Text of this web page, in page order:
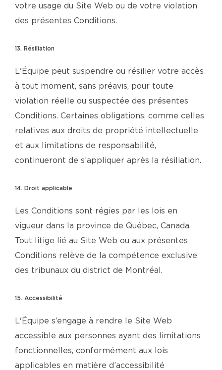
votre usage du Site Web ou de votre violation
des présentes Conditions.
13. Résiliation
L'Équipe peut suspendre ou résilier votre accès
à tout moment, sans préavis, pour toute
violation réelle ou suspectée des présentes
Conditions. Certaines obligations, comme celles
relatives aux droits de propriété intellectuelle
et aux limitations de responsabilité,
continueront de s’appliquer après la résiliation.
14. Droit applicable
Les Conditions sont régies par les lois en
vigueur dans la province de Québec, Canada.
Tout litige lié au Site Web ou aux présentes
Conditions relève de la compétence exclusive
des tribunaux du district de Montréal.
15. Accessibilité
L'Équipe s’engage à rendre le Site Web
accessible aux personnes ayant des limitations
fonctionnelles, conformément aux lois
applicables en matière d’accessibilité